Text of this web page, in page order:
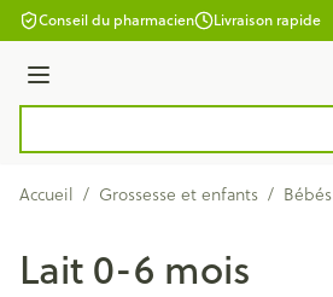
Aller au contenu
Conseil du pharmacien Livraison rapide
Menu
Accueil / Grossesse et enfants / Bébés
Lait 0-6 mois